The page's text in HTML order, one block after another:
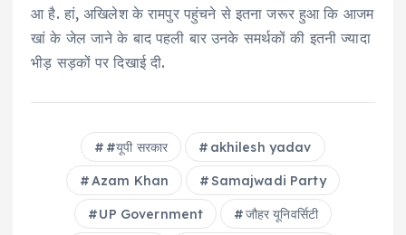
आ है. हां, अखिलेश के रामपुर पहुंचने से इतना जरूर हुआ कि आजम
खां के जेल जाने के बाद पहली बार उनके समर्थकों की इतनी ज्यादा
भीड़ सड़कों पर दिखाई दी.
#यूपी सरकार akhilesh yadav
Azam Khan Samajwadi Party
UP Government जौहर यूनिवर्सिटी